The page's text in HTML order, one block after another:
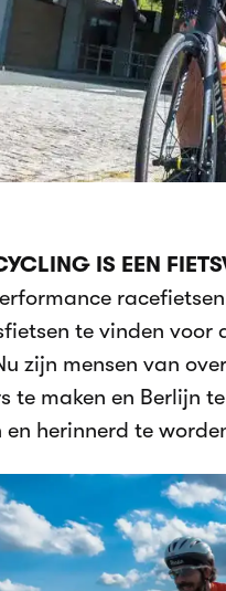
IS EEN
te vinden voor
zijn mensen van
te maken en Berlijn
en herinnerd te